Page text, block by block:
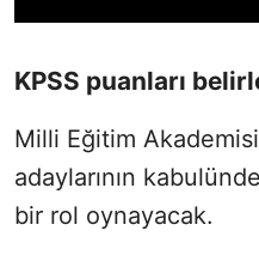
KPSS puanları
Milli Eğitim
adaylarının
bir rol oynayacak.